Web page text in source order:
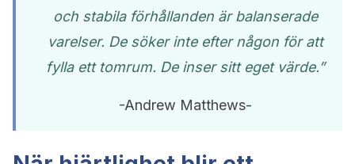
och stabila förhållanden är balanserade
varelser. De söker inte efter någon för att
fylla ett tomrum. De inser sitt eget värde.”
-Andrew Matthews-